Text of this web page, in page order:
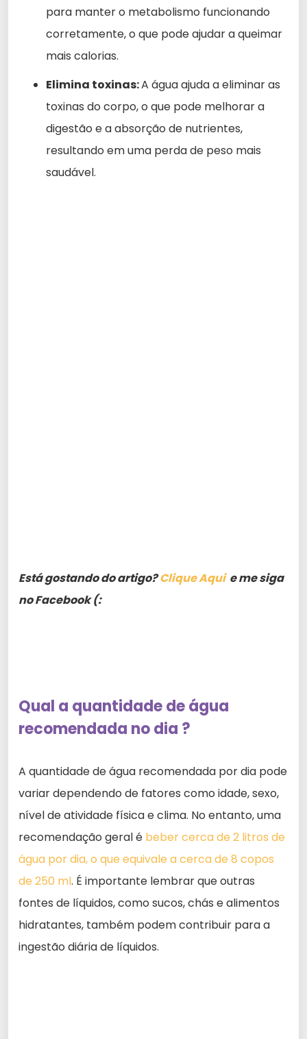
para manter o metabolismo funcionando
corretamente, o que pode ajudar a queimar
mais calorias.
Elimina toxinas:A água ajuda a eliminar as
toxinas do corpo, o que pode melhorar a
digestão e a absorção de nutrientes,
resultando em uma perda de peso mais
saudável.
Está gostando do artigo?Clique Aquie me siga
no Facebook (:
Qual a quantidade de água
recomendada no dia ?
A quantidade de água recomendada por dia pode
variar dependendo de fatores como idade, sexo,
nível de atividade física e clima. No entanto, uma
recomendação geral é beber cerca de 2 litros de
água por dia, o que equivale a cerca de 8 copos
de 250 ml. É importante lembrar que outras
fontes de líquidos, como sucos, chás e alimentos
hidratantes, também podem contribuir para a
ingestão diária de líquidos.